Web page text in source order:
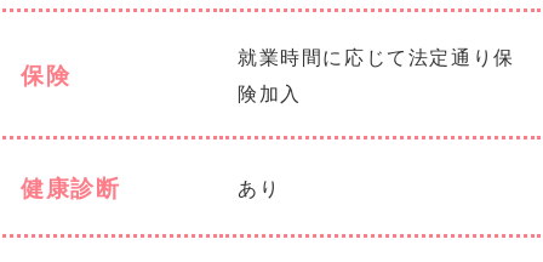
保険
就業時間に応じて法定通り保
険加入
健康診断 あり